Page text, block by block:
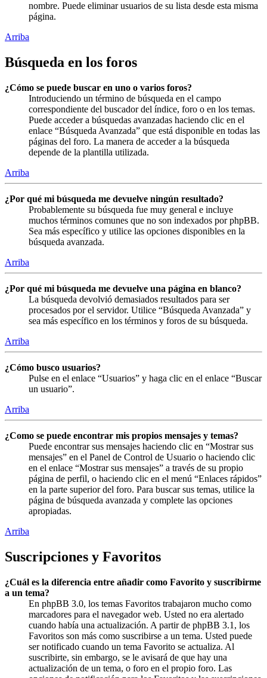
nombre. Puede eliminar usuarios de su lista desde esta misma
página.
Arriba
Búsqueda en los foros
¿Cómo se puede buscar en uno o varios foros?
Introduciendo un término de búsqueda en el campo
correspondiente del buscador del índice, foro o en los temas.
Puede acceder a búsquedas avanzadas haciendo clic en el
enlace “Búsqueda Avanzada” que está disponible en todas las
páginas del foro. La manera de acceder a la búsqueda
depende de la plantilla utilizada.
Arriba
¿Por qué mi búsqueda me devuelve ningún resultado?
Probablemente su búsqueda fue muy general e incluye
muchos términos comunes que no son indexados por phpBB.
Sea más específico y utilice las opciones disponibles en la
búsqueda avanzada.
Arriba
¿Por qué mi búsqueda me devuelve una página en blanco?
La búsqueda devolvió demasiados resultados para ser
procesados por el servidor. Utilice “Búsqueda Avanzada” y
sea más específico en los términos y foros de su búsqueda.
Arriba
¿Cómo busco usuarios?
Pulse en el enlace “Usuarios” y haga clic en el enlace “Buscar
un usuario”.
Arriba
¿Como se puede encontrar mis propios mensajes y temas?
Puede encontrar sus mensajes haciendo clic en “Mostrar sus
mensajes” en el Panel de Control de Usuario o haciendo clic
en el enlace “Mostrar sus mensajes” a través de su propio
página de perfil, o haciendo clic en el menú “Enlaces rápidos”
en la parte superior del foro. Para buscar sus temas, utilice la
página de búsqueda avanzada y complete las opciones
apropiadas.
Arriba
Suscripciones y Favoritos
¿Cuál es la diferencia entre añadir como Favorito y suscribirme
a un tema?
En phpBB 3.0, los temas Favoritos trabajaron mucho como
marcadores para el navegador web. Usted no era alertado
cuando había una actualización. A partir de phpBB 3.1, los
Favoritos son más como suscribirse a un tema. Usted puede
ser notificado cuando un tema Favorito se actualiza. Al
suscribirte, sin embargo, se le avisará de que hay una
actualización de un tema, o foro en el propio foro. Las